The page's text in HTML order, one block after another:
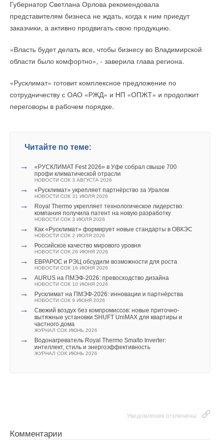
Губернатор Светлана Орлова рекомендовала
представителям бизнеса не ждать, когда к ним приедут
заказчики, а активно продвигать свою продукцию.
«Власть будет делать все, чтобы бизнесу во Владимирской
области было комфортно», - заверила глава региона.
«Русклимат» готовит комплексное предложение по
сотрудничеству с ОАО «РЖД» и НП «ОПЖТ» и продолжит
переговоры в рабочем порядке.
Читайте по теме:
→
«РУСКЛИМАТ Fest 2026» в Уфе собрал свыше 700
профи климатической отрасли
НОВОСТИ СОК 3 АВГУСТА 2026
→ «Русклимат» укрепляет партнёрство за Уралом
НОВОСТИ СОК 31 ИЮЛЯ 2026
→
Royal Thermo укрепляет технологическое лидерство:
компания получила патент на новую разработку
НОВОСТИ СОК 3 ИЮЛЯ 2026
→ Как «Русклимат» формирует новые стандарты в ОВКЭС
НОВОСТИ СОК 2 ИЮЛЯ 2026
→ Российское качество мирового уровня
НОВОСТИ СОК 26 ИЮНЯ 2026
→ ЕВРАРОС и РЭЦ обсудили возможности для роста
НОВОСТИ СОК 16 ИЮНЯ 2026
→ AURUS на ПМЭФ-2026: превосходство дизайна
НОВОСТИ СОК 10 ИЮНЯ 2026
→ Русклимат на ПМЭФ-2026: инновации и партнёрства
НОВОСТИ СОК 9 ИЮНЯ 2026
→
Свежий воздух без компромиссов: новые приточно-
вытяжные установки SHUFT UniMAX для квартиры и
частного дома
ЖУРНАЛ СОК ИЮНЬ 2026
→
Водонагреватель Royal Thermo Smalto Inverter:
интеллект, стиль и энергоэффективность
ЖУРНАЛ СОК ИЮНЬ 2026
Уведомления отключены
Комментарии
вентиляции, кондиционирования, бассейнов, саун и СПА. В
этом году в мероприятии приняли участие 760 компаний из
29 стран. За 4 дня выставки посетили 27 643 профессионала
Читайте по теме:
RIDGID на выставке Aquatherm Moscow 2020
НОВОСТИ СОК 21 ФЕВРАЛЯ 2020
→
→ RIDGID подвёл итоги 2017 года
НОВОСТИ СОК 19 МАРТА 2018
умнее
ЖУРНАЛ СОК ЯНВАРЬ 2018
→ Мобильная мастерская c системой хранения RIDGID
НОВОСТИ СОК 25 ДЕКАБРЯ 2017
НОВОСТИ СОК 26 СЕНТЯБРЯ 2017
НОВОСТИ СОК 4 МАЯ 2017
НОВОСТИ СОК 15 ФЕВРАЛЯ 2017
Комментарии
Уведомления отключены
Комментарии
Добавить комментарий
Ваше имя *
Текст комментария
объединяющую солнечную и геотермальную энергию
НОВОСТИ СОК 6 АВГУСТА 2026
испарителем
НОВОСТИ СОК 5 АВГУСТА 2026
Китайская Shenling представила линейку тепловых
насосов «воздух-вода» на R290
НОВОСТИ СОК 4 АВГУСТА 2026
→
Тепловые насосы в связке с солнечной генерацией и
накопителем снижают потребление на 60%
НОВОСТИ СОК 4 АВГУСТА 2026
→
США запретили использование иностранных
инверторов
НОВОСТИ СОК 31 ИЮЛЯ 2026
Уже через месяц в России можно будет устанавливать
солнечные панели в МКД
НОВОСТИ СОК 30 ИЮЛЯ 2026
→
ВИЭ обойдут уголь по выработке электроэнергии в
текущем году
→
Stiebel Eltron отмечает 50 лет производства тепловых
насосов
НОВОСТИ СОК 24 ИЮЛЯ 2026
Китай опубликовал план развития сектора ВИЭ на
период 2026-2030 гг.
→
В Дагестане ввели вторую очередь крупнейшей в России
ветроэлектростанции
Уведомления отключены